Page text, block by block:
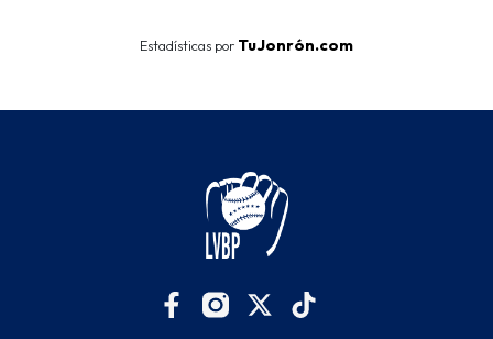
Estadísticas por TuJonrón.com